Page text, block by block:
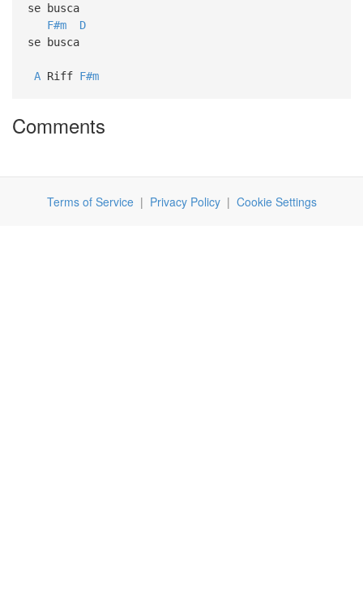
se busca
F#m
D
se busca
ARiff F#m
Comments
Terms of Service| Privacy Policy| Cookie Settings